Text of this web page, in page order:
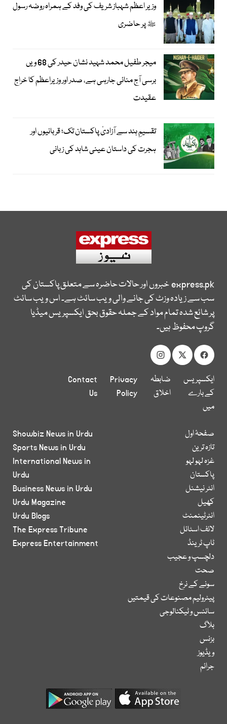
وزیر اعظم شہباز شریف کی وفد کے ہمراہ روضہ رسول
ﷺ پر حاضری
میجر طفیل محمد شہید نشان حیدر کی 68 ویں
برسی آج منائی جارہی ہے، صدر اور وزیراعظم کا خراج
عقیدت
تقسیمِ ہند سے آزادیٔ پاکستان تک؛ قربانیوں اور
ہجرت کی داستان عینی شاہد کی زبانی
express.pkخبروں اور حالات حاضرہ سے متعلق پاکستان کی
سب سے زیادہ وزٹ کی جانے والی ویب سائٹ ہے۔ اس ویب سائٹ
پر شائع شدہ تمام مواد کے جملہ حقوق بحق ایکسپریس میڈیا
گروپ محفوظ ہیں۔
ایکسپریس
کے بارے
میں
ضابطہ
اخلاق
Privacy
Policy
Contact
Us
صفحۂ اول
تازہ ترین
غزہ لہو لہو
پاکستان
انٹر نیشنل
کھیل
انٹرٹینمنٹ
لائف اسٹائل
ٹاپ ٹرینڈ
دلچسپ و عجیب
صحت
سونے کے نرخ
پیٹرولیم مصنوعات کی قیمتیں
سائنس و ٹیکنالوجی
بلاگ
بزنس
ویڈیوز
جرائم
Showbiz News in Urdu
Sports News in Urdu
International News in
Urdu
Business News in Urdu
Urdu Magazine
Urdu Blogs
The Express Tribune
Express Entertainment